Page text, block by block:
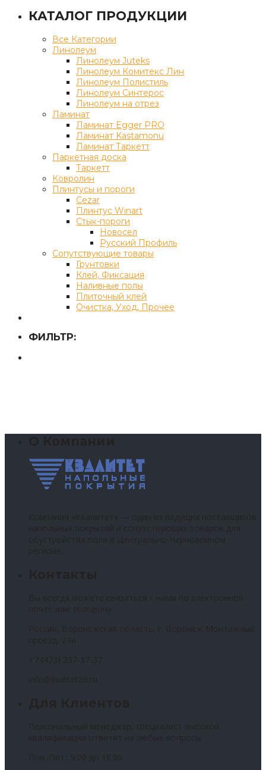
КАТАЛОГ ПРОДУКЦИИ
Все Категории
Линолеум
Линолеум Juteks
Линолеум Комитекс Лин
Линолеум Полистиль
Линолеум Синтерос
Линолеум на отрез
Ламинат
Ламинат Egger PRO
Ламинат Kastamonu
Ламинат Таркетт
Паркетная доска
Таркетт
Ковролин
Плинтусы и пороги
Cezar
Плинтус Winart
Стык-пороги
Новосел
Русский Профиль
Сопутствующие товары
Грунтовки
Клей, Фиксация
Наливные полы
Плиточный клей
Очистка, Уход, Прочее
ФИЛЬТР: